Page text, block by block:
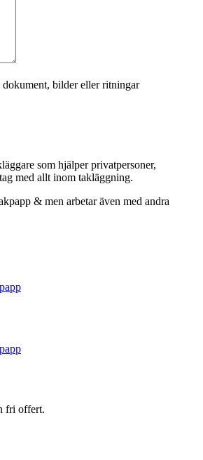
bilder eller ritningar
som hjälper privatpersoner,
med allt inom takläggning.
& men arbetar även med andra
fri offert.